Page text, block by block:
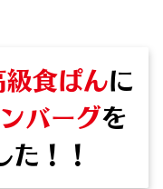
級食ぱんに
バーグを
！！